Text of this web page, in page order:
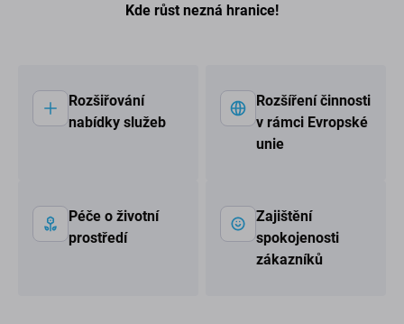
Kde růst nezná hranice!
Rozšiřování
nabídky služeb
Rozšíření činnosti
v rámci Evropské
unie
Péče o životní
prostředí
Zajištění
spokojenosti
zákazníků